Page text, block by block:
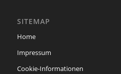
SITEMAP
Home
Impressum
Cookie-Informationen